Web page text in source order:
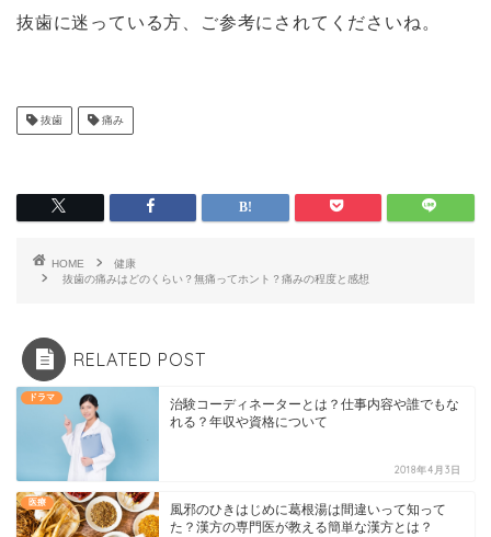
抜歯に迷っている方、ご参考にされてくださいね。
抜歯 痛み
HOME
健康
抜歯の痛みはどのくらい？無痛ってホント？痛みの程度と感想
RELATED POST
ドラマ
治験コーディネーターとは？仕事内容や誰でもな
れる？年収や資格について
2018年4月3日
医療
風邪のひきはじめに葛根湯は間違いって知って
た？漢方の専門医が教える簡単な漢方とは？